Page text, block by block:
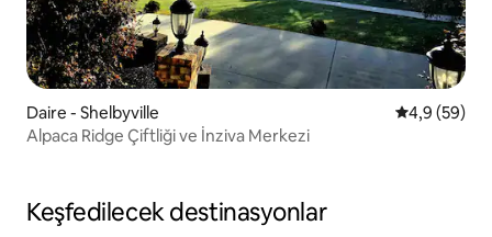
Daire - Shelbyville 5 üzerinden
4,9 (59)
Alpaca Ridge Çiftliği ve İnziva Merkezi
Keşfedilecek destinasyonlar